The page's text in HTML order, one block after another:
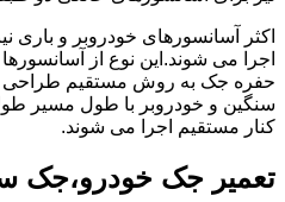
اکثر آسانسورهای خودروبر و باری
اجرا می شوند.این نوع از
حفره جک به روش مستقیم طراحی
سنگین و خودروبر با طول مسیر
کنار مستقیم اجرا می شوند.
تعمیر جک خودرو،جک